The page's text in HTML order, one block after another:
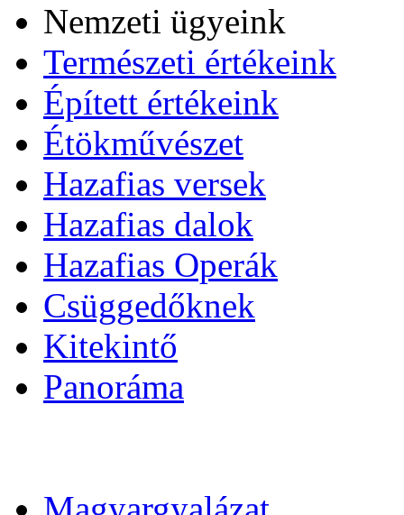
Nemzeti ügyeink
Természeti értékeink
Épített értékeink
Étökművészet
Hazafias versek
Hazafias dalok
Hazafias Operák
Csüggedőknek
Kitekintő
Panoráma